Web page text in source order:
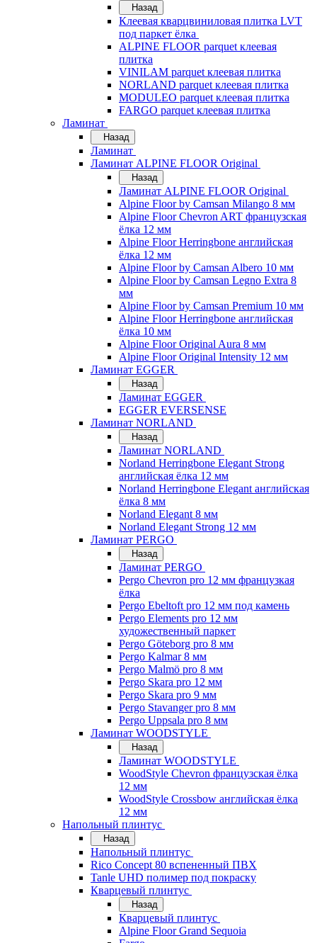
Назад
Клеевая кварцвиниловая плитка LVT
под паркет ёлка
ALPINE FLOOR parquet клеевая
плитка
VINILAM parquet клеевая плитка
NORLAND parquet клеевая плитка
MODULEO parquet клеевая плитка
FARGO parquet клеевая плитка
Ламинат
Назад
Ламинат
Ламинат ALPINE FLOOR Original
Назад
Ламинат ALPINE FLOOR Original
Alpine Floor by Camsan Milango 8 мм
Alpine Floor Chevron ART французская
ёлка 12 мм
Alpine Floor Herringbone английская
ёлка 12 мм
Alpine Floor by Camsan Albero 10 мм
Alpine Floor by Camsan Legno Extra 8
мм
Alpine Floor by Camsan Premium 10 мм
Alpine Floor Herringbone английская
ёлка 10 мм
Alpine Floor Original Aura 8 мм
Alpine Floor Original Intensity 12 мм
Ламинат EGGER
Назад
Ламинат EGGER
EGGER EVERSENSE
Ламинат NORLAND
Назад
Ламинат NORLAND
Norland Herringbone Elegant Strong
английская ёлка 12 мм
Norland Herringbone Elegant английская
ёлка 8 мм
Norland Elegant 8 мм
Norland Elegant Strong 12 мм
Ламинат PERGO
Назад
Ламинат PERGO
Pergo Chevron pro 12 мм французкая
ёлка
Pergo Ebeltoft pro 12 мм под камень
Pergo Elements pro 12 мм
художественный паркет
Pergo Göteborg pro 8 мм
Pergo Kalmar 8 мм
Pergo Malmö pro 8 мм
Pergo Skara pro 12 мм
Pergo Skara pro 9 мм
Pergo Stavanger pro 8 мм
Pergo Uppsala pro 8 мм
Ламинат WOODSTYLE
Назад
Ламинат WOODSTYLE
WoodStyle Chevron французская ёлка
12 мм
WoodStyle Crossbow английская ёлка
12 мм
Напольный плинтус
Назад
Напольный плинтус
Rico Concept 80 вспененный ПВХ
Tanle UHD полимер под покраску
Кварцевый плинтус
Назад
Кварцевый плинтус
Alpine Floor Grand Sequoia